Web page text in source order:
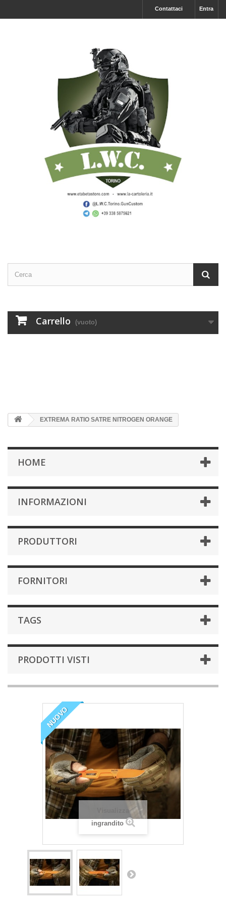
Entra
Contattaci
Carrello (vuoto)
EXTREMA RATIO SATRE NITROGEN ORANGE
HOME
INFORMAZIONI
PRODUTTORI
FORNITORI
TAGS
PRODOTTI VISTI
NUOVO
Visualizza
ingrandito